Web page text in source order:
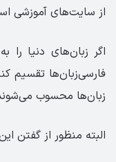
از سایت‌های آموزشی
اگر زبان‌های دنیا
فارسی‌زبان‌ها تقسیم
زبان‌ها محسوب
البته منظور از گفتن